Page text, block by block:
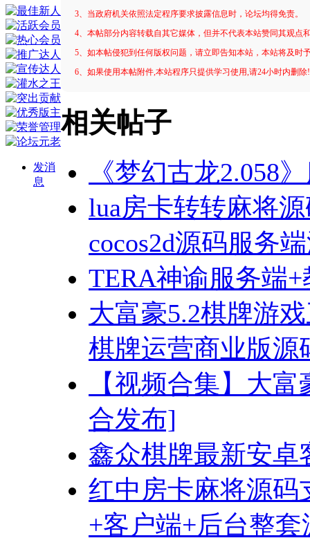
发消
息
3、当政府机关依照法定程序要求披露信息时，论坛均得免责。
4、本帖部分内容转载自其它媒体，但并不代表本站赞同其观点
5、如本帖侵犯到任何版权问题，请立即告知本站，本站将及时
6、如果使用本帖附件,本站程序只提供学习使用,请24小时内删
相关帖子
《梦幻古龙2.058
lua房卡转转麻将
cocos2d源码服务
TERA神谕服务端
大富豪5.2棋牌游
棋牌运营商业版源
【视频合集】大
合发布]
鑫众棋牌最新安卓
红中房卡麻将源码
+客户端+后台整套